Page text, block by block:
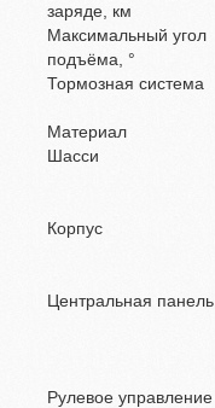
заряде, км
Максимальный угол
подъёма, °
Тормозная система
Материал
Шасси
Корпус
Центральная панель
Рулевое управление